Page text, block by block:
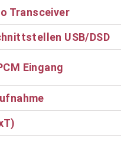
Transceiver
USB/DSD
Eingang